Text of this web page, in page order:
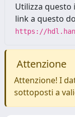
Utilizza
link a questo
https://
Attenzione
Attenzione! I
sottoposti a